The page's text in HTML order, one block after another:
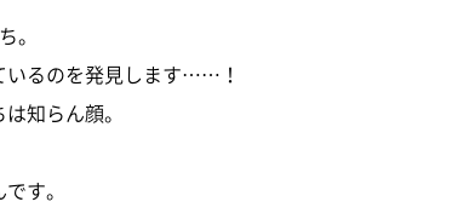
。
いるのを発見します……！
知らん顔。
す。